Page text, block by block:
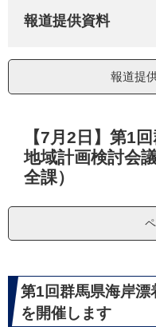
報道提供資料
報道提
【7月2日】第1
地域計画検討会
全課）
第1回群馬県海岸
を開催します